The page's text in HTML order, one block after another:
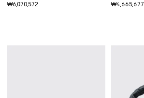
₩6,070,572 ₩4,665,677